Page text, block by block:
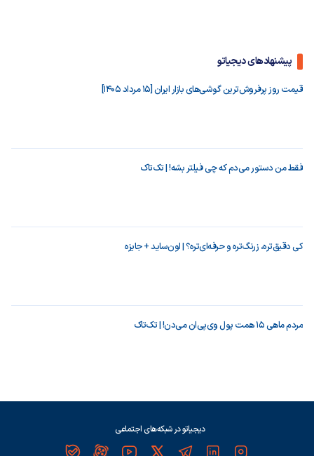
پیشنهادهای دیجیاتو
قیمت روز پرفروش‌ترین گوشی‌های بازار ایران [15 مرداد 1405]
فقط من دستور می‌دم که چی فیلتر بشه! | تک‌تاک
کی دقیق‌تره، زرنگ‌تره و حرفه‌ای‌تره؟ | اون‌ساید + جایزه
مردم ماهی ۱۵ همت پول وی‌پی‌ان می‌دن! | تک‌تاک
دیجیاتو در شبکه‌های اجتماعی